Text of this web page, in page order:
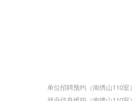
单位招聘预约（南绣山110室